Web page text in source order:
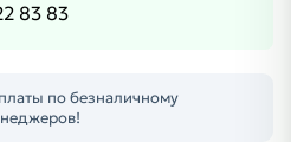
83 83
по безналичному